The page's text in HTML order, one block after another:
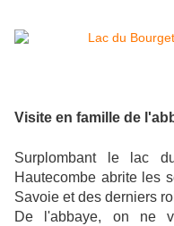
Visite en famille de
Surplombant le lac
Hautecombe abrite les
Savoie et des derniers
De l'abbaye, on ne